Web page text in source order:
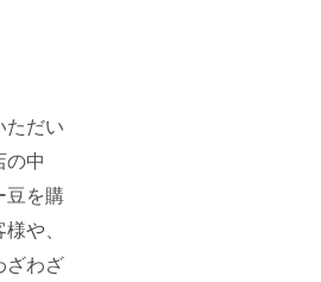
ただい
の中
豆を購
や、
ざわざ